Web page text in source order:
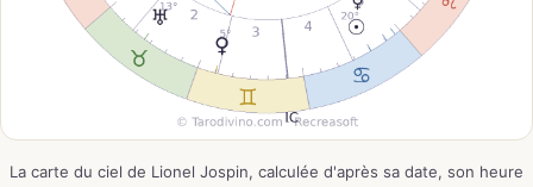
La carte du ciel de Lionel Jospin, calculée d'après sa date, son heure